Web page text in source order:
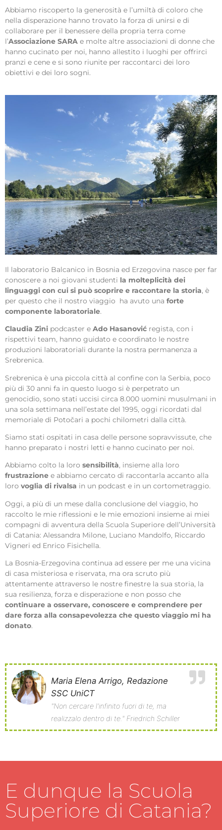
Abbiamo riscoperto la generosità e l’umiltà di coloro che
nella disperazione hanno trovato la forza di unirsi e di
collaborare per il benessere della propria terra come
l’Associazione SARA e molte altre associazioni di donne che
hanno cucinato per noi, hanno allestito i luoghi per offrirci
pranzi e cene e si sono riunite per raccontarci dei loro
obiettivi e dei loro sogni.
Il laboratorio Balcanico in Bosnia ed Erzegovina nasce per far
conoscere a noi giovani studenti la molteplicità dei
linguaggi con cui si può scoprire e raccontare la storia, è
per questo che il nostro viaggio ha avuto una forte
componente laboratoriale.
Claudia Zini podcaster e Ado Hasanović regista, con i
rispettivi team, hanno guidato e coordinato le nostre
produzioni laboratoriali durante la nostra permanenza a
Srebrenica.
Srebrenica è una piccola città al confine con la Serbia, poco
più di 30 anni fa in questo luogo si è perpetrato un
genocidio, sono stati uccisi circa 8.000 uomini musulmani in
una sola settimana nell’estate del 1995, oggi ricordati dal
memoriale di Potočari a pochi chilometri dalla città.
Siamo stati ospitati in casa delle persone sopravvissute, che
hanno preparato i nostri letti e hanno cucinato per noi.
Abbiamo colto la loro sensibilità, insieme alla loro
frustrazione e abbiamo cercato di raccontarla accanto alla
loro voglia di rivalsa in un podcast e in un cortometraggio.
Oggi, a più di un mese dalla conclusione del viaggio, ho
raccolto le mie riflessioni e le mie emozioni insieme ai miei
compagni di avventura della Scuola Superiore dell’Università
di Catania: Alessandra Milone, Luciano Mandolfo, Riccardo
Vigneri ed Enrico Fisichella.
La Bosnia-Erzegovina continua ad essere per me una vicina
di casa misteriosa e riservata, ma ora scruto più
attentamente attraverso le nostre finestre la sua storia, la
sua resilienza, forza e disperazione e non posso che
continuare a osservare, conoscere e comprendere per
dare forza alla consapevolezza che questo viaggio mi ha
donato.
Maria Elena Arrigo, Redazione
SSC UniCT
"Non cercare l'infinito fuori di te, ma
realizzalo dentro di te." Friedrich Schiller
E dunque la Scuola
Superiore di Catania?